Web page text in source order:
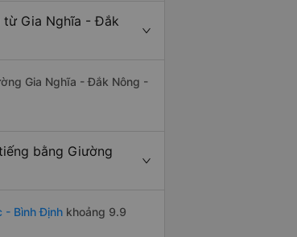
từ Gia Nghĩa - Đắk
Gia Nghĩa - Đắk Nông -
bằng Giường
- Bình Định khoảng 9.9